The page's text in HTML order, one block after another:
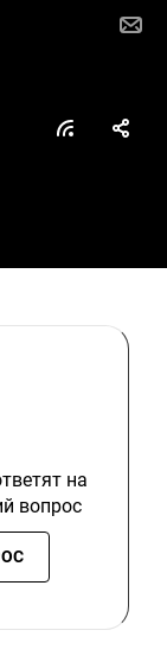
на
вопрос